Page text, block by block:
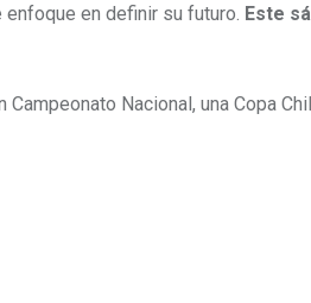
en definir su futuro. Este
Campeonato Nacional, una Copa